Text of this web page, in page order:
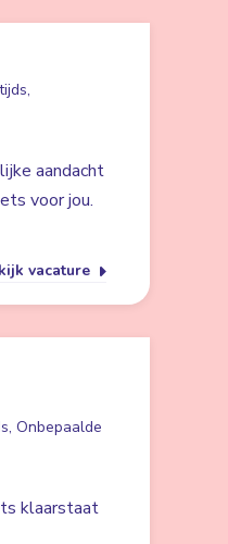
aandacht
voor jou.
vacature
Onbepaalde
klaarstaat